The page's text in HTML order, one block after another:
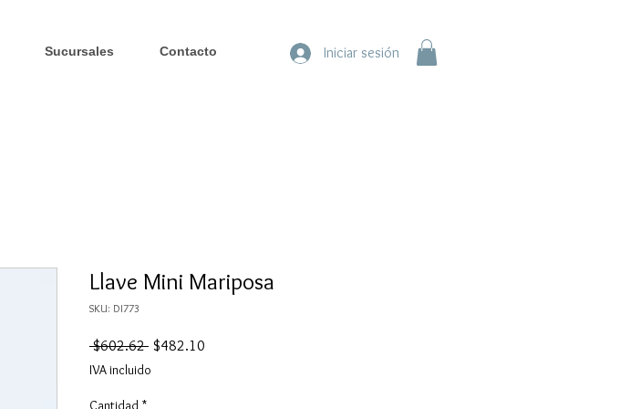
Sucursales Contacto Iniciar sesión
Llave Mini Mariposa
SKU: DI773
$602.62 Precio
$482.10
IVA incluido
Cantidad *